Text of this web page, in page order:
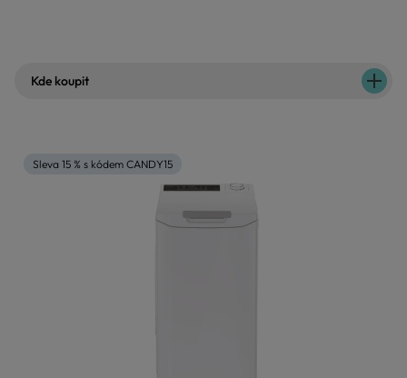
Kde koupit
Sleva 15 % s kódem CANDY15